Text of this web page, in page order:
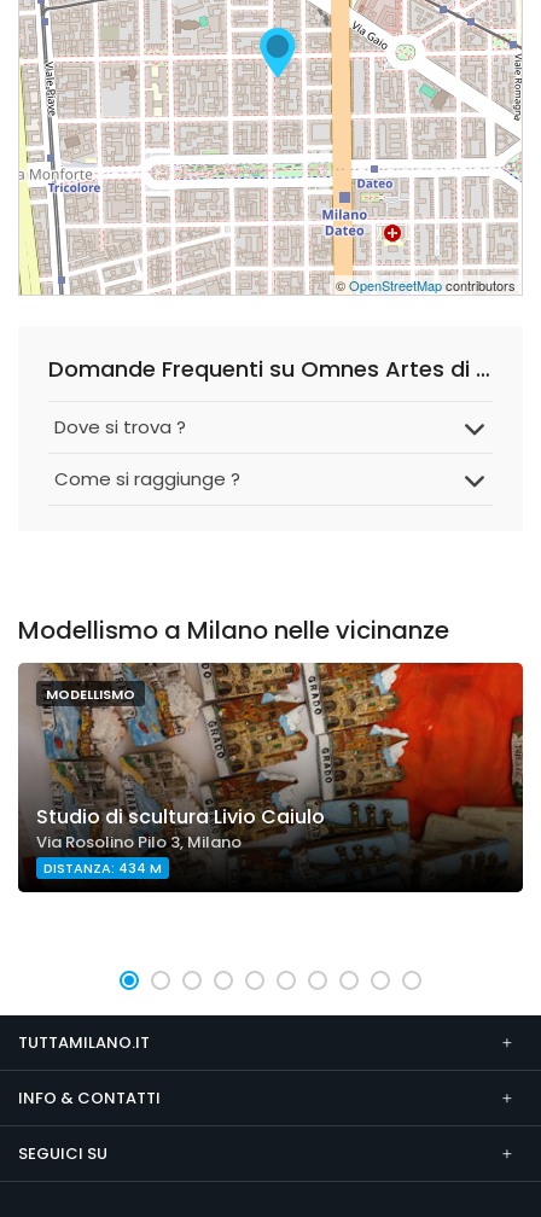
©OpenStreetMapcontributors
Domande Frequenti su Omnes Artes di Belloni & Minardi S.n.c.
Dove si trova ?
Come si raggiunge ?
Modellismo a Milano nelle vicinanze
MODELLISMO
Studio di scultura Livio Caiulo
Via Rosolino Pilo 3, Milano
DISTANZA: 434 M
TUTTAMILANO.IT
INFO & CONTATTI
SEGUICI SU